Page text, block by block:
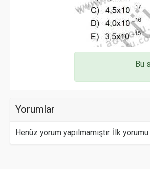
Bu
Yorumlar
Henüz yorum yapılmamıştır. İlk